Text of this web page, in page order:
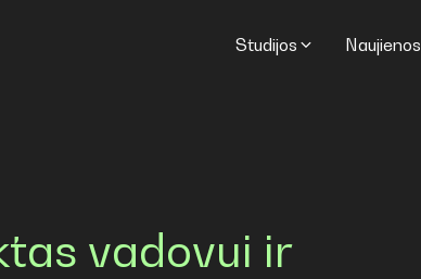
Studijos Naujienos
vadovui ir